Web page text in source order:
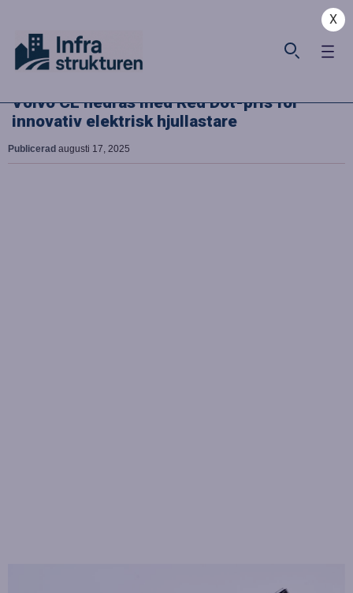
X
Volvo CE hedras med Red Dot-pris för
innovativ elektrisk hjullastare
Publicerad augusti 17, 2025